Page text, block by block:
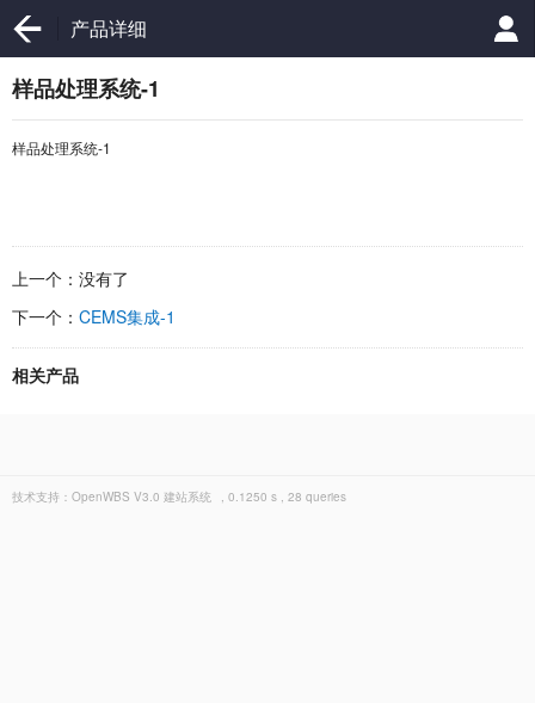
产品详细
样品处理系统-1
样品处理系统-1
上一个：没有了
下一个： CEMS集成-1
相关产品
技术支持： OpenWBS V3.0 建站系统 , 0.1250 s , 28 queries